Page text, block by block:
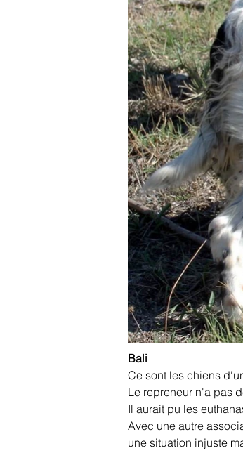
Bali
Ce sont les chiens
Le repreneur n'a pas
Il aurait pu les
Avec une autre
une situation injuste